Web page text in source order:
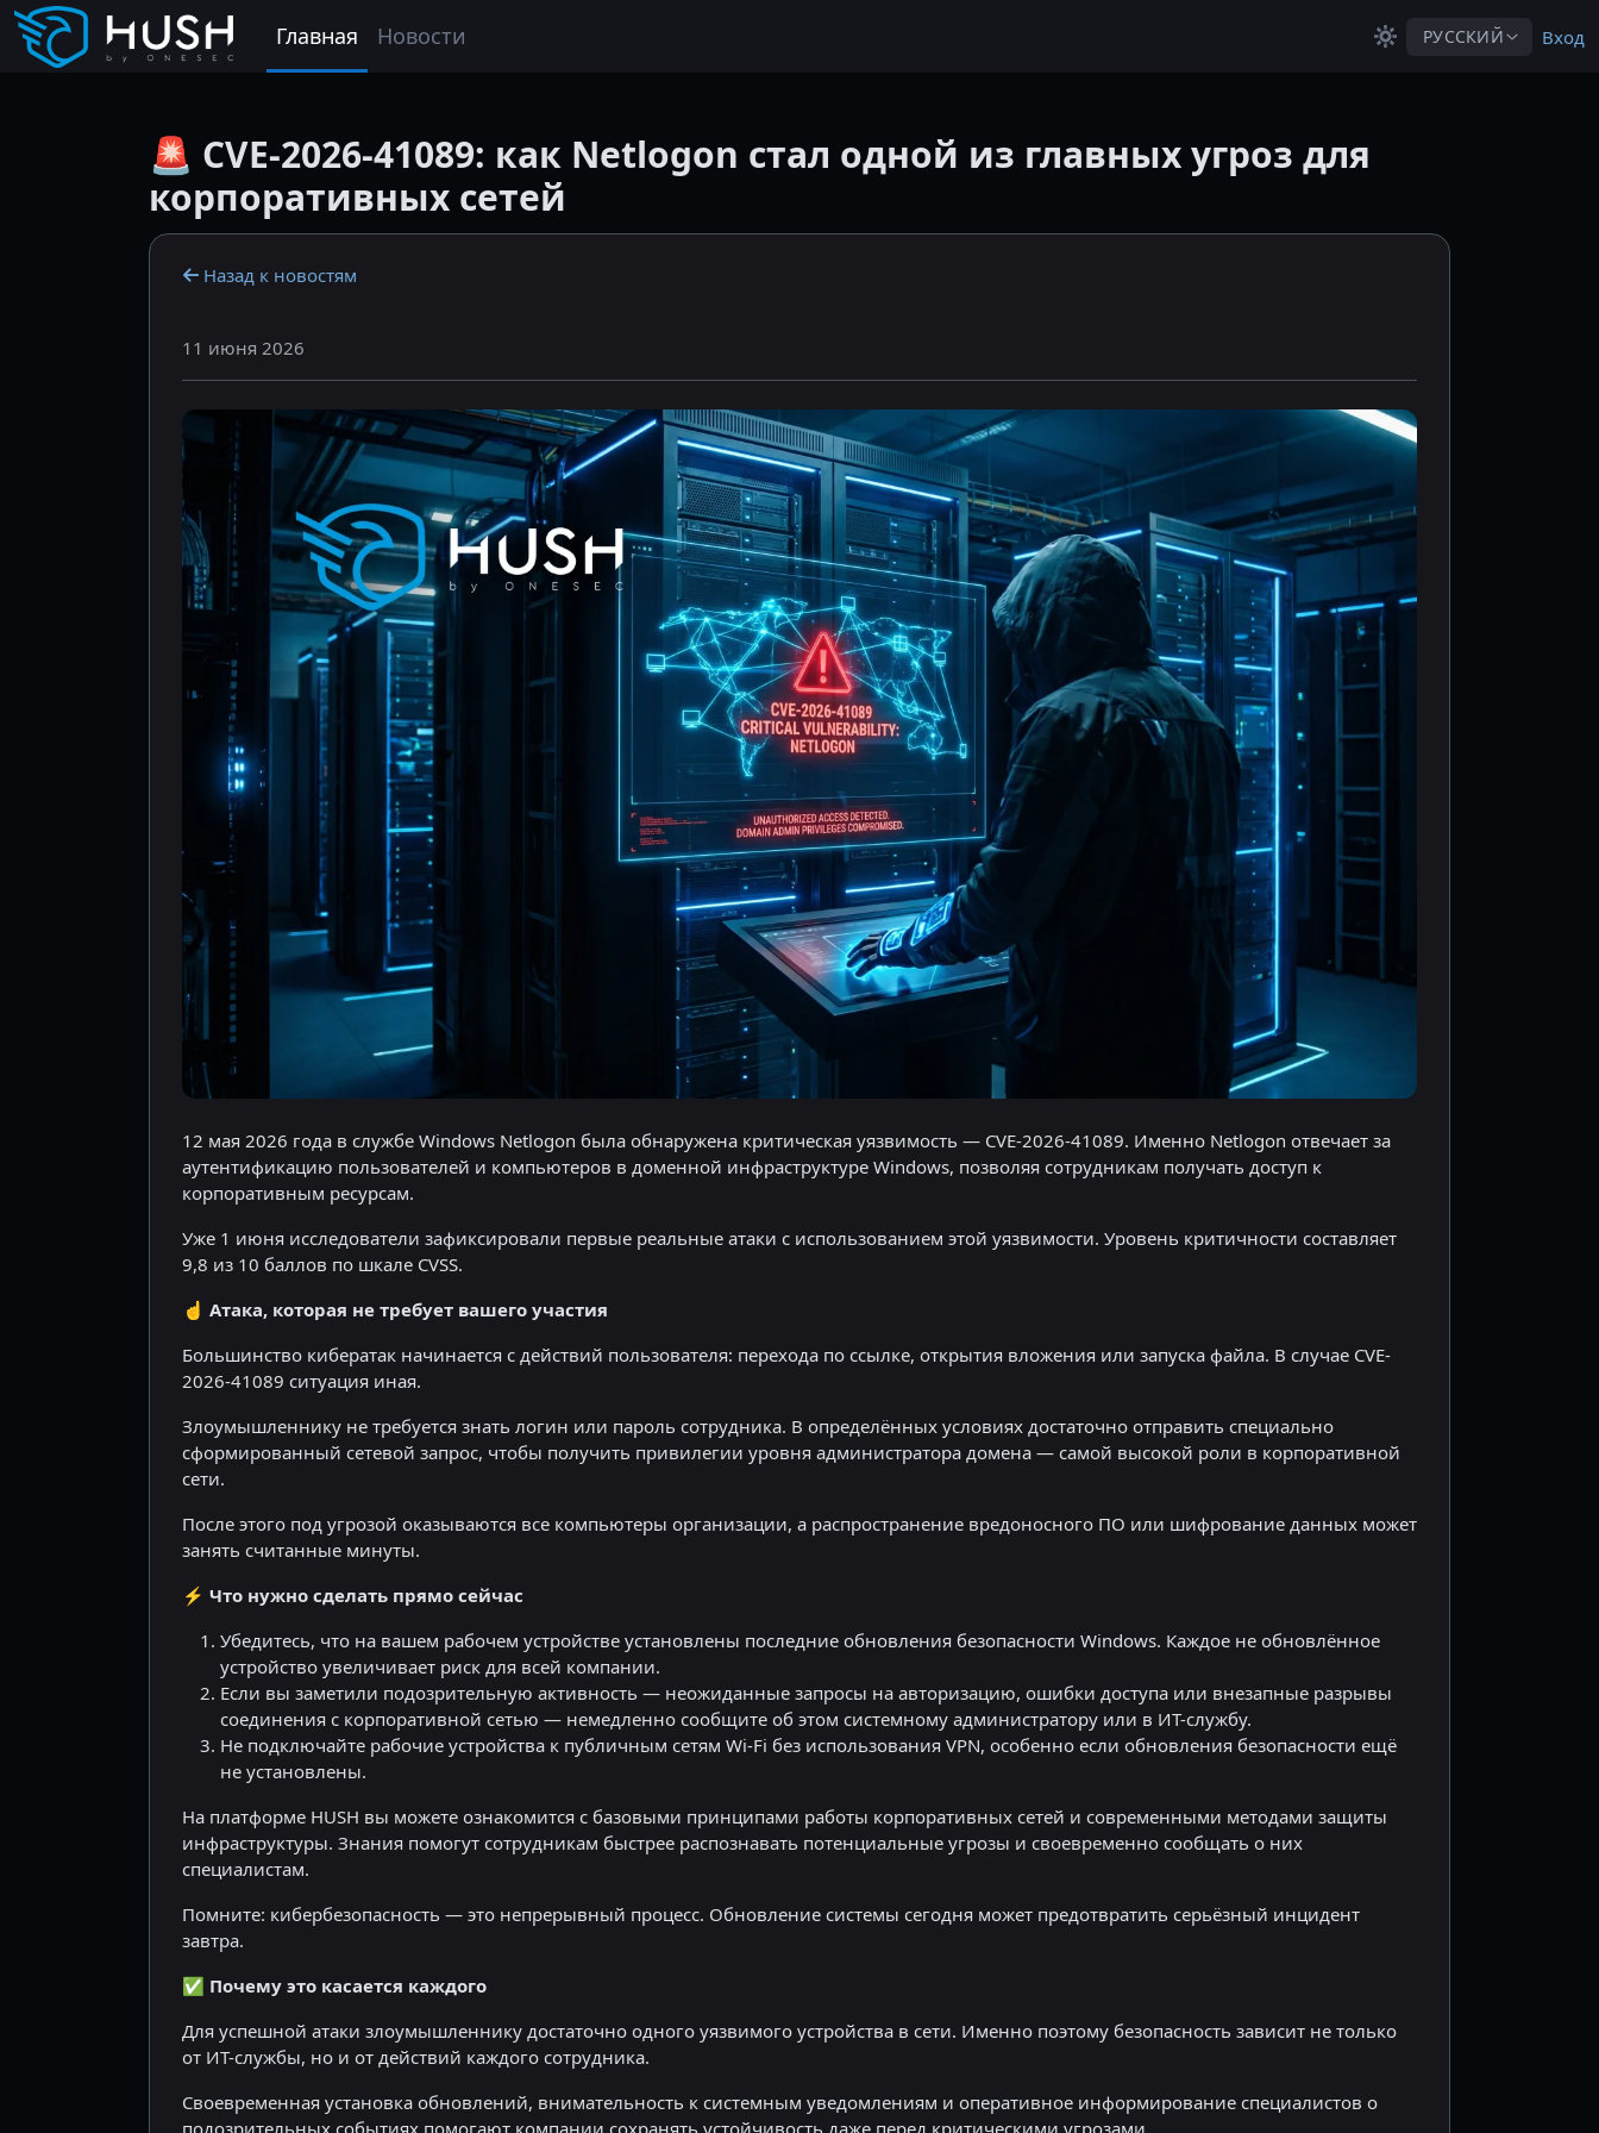
Перейти к основному содержанию
Главная Новости РУССКИЙ Вход
🚨 CVE-2026-41089: как Netlogon стал одной из главных угроз для
корпоративных сетей
Назад к новостям
11 июня 2026
12 мая 2026 года в службе Windows Netlogon была обнаружена критическая уязвимость — CVE-2026-41089. Именно Netlogon отвечает за
аутентификацию пользователей и компьютеров в доменной инфраструктуре Windows, позволяя сотрудникам получать доступ к
корпоративным ресурсам.
Уже 1 июня исследователи зафиксировали первые реальные атаки с использованием этой уязвимости. Уровень критичности составляет
9,8 из 10 баллов по шкале CVSS.
☝️ Атака, которая не требует вашего участия
Большинство кибератак начинается с действий пользователя: перехода по ссылке, открытия вложения или запуска файла. В случае CVE-
2026-41089 ситуация иная.
Злоумышленнику не требуется знать логин или пароль сотрудника. В определённых условиях достаточно отправить специально
сформированный сетевой запрос, чтобы получить привилегии уровня администратора домена — самой высокой роли в корпоративной
сети.
После этого под угрозой оказываются все компьютеры организации, а распространение вредоносного ПО или шифрование данных может
занять считанные минуты.
⚡️ Что нужно сделать прямо сейчас
Убедитесь, что на вашем рабочем устройстве установлены последние обновления безопасности Windows. Каждое не обновлённое
устройство увеличивает риск для всей компании.
Если вы заметили подозрительную активность — неожиданные запросы на авторизацию, ошибки доступа или внезапные разрывы
соединения с корпоративной сетью — немедленно сообщите об этом системному администратору или в ИТ-службу.
Не подключайте рабочие устройства к публичным сетям Wi-Fi без использования VPN, особенно если обновления безопасности ещё
не установлены.
На платформе HUSH вы можете ознакомится с базовыми принципами работы корпоративных сетей и современными методами защиты
инфраструктуры. Знания помогут сотрудникам быстрее распознавать потенциальные угрозы и своевременно сообщать о них
специалистам.
Помните: кибербезопасность — это непрерывный процесс. Обновление системы сегодня может предотвратить серьёзный инцидент
завтра.
✅ Почему это касается каждого
Для успешной атаки злоумышленнику достаточно одного уязвимого устройства в сети. Именно поэтому безопасность зависит не только
от ИТ-службы, но и от действий каждого сотрудника.
Своевременная установка обновлений, внимательность к системным уведомлениям и оперативное информирование специалистов о